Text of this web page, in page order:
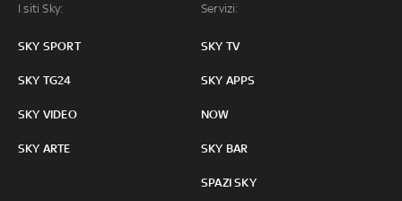
I siti Sky:
SKY SPORT
SKY TG24
SKY VIDEO
SKY ARTE
Servizi:
SKY TV
SKY APPS
NOW
SKY BAR
SPAZI SKY